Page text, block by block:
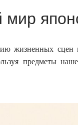
жизненных сцен
предметы